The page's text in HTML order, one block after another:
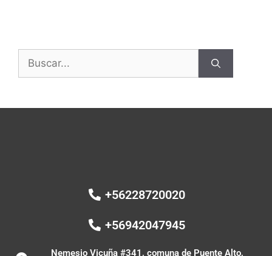
+56228720020
+56942047945
Nemesio Vicuña #341, comuna de Puente Alto,